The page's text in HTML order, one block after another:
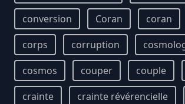
conversion
Coran coran
corps
corruption
cosmos
couper couple
crainte
crainte révérencielle